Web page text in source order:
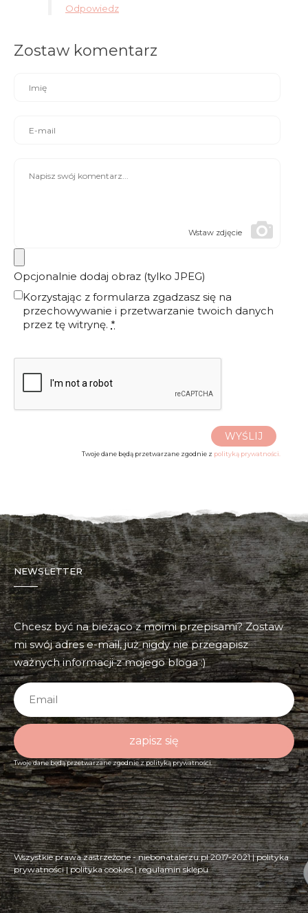
Odpowiedz
Zostaw komentarz
Wstaw zdjęcie
Opcjonalnie dodaj obraz (tylko JPEG)
Korzystając z formularza zgadzasz się na
przechowywanie i przetwarzanie twoich danych
przez tę witrynę. *
WYŚLIJ
Twoje dane będą przetwarzane zgodnie z polityką prywatności.
NEWSLETTER
Chcesz być na bieżąco z moimi przepisami? Zostaw
mi swój adres e-mail, już nigdy nie przegapisz
ważnych informacji z mojego bloga :)
zapisz się
Twoje dane będą przetwarzane zgodnie zpolityką prywatności.
Wszystkie prawa zastrzeżone - niebonatalerzu.pl 2017-2021 |polityka
prywatności|polityka cookies|regulamin sklepu